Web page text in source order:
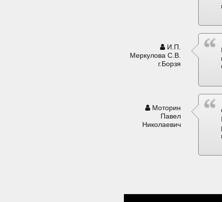
И.П.
Меркулова С.В.
г.Борзя
Моторин
Павел
Николаевич